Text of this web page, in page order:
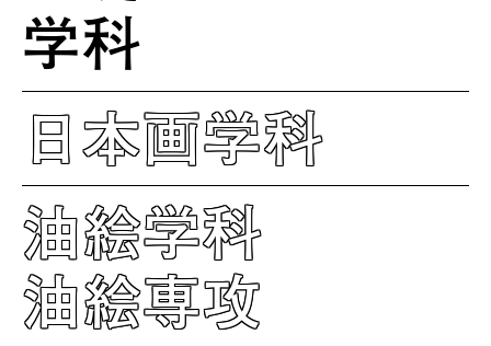
学科
日本画学科
油絵学科
油絵専攻